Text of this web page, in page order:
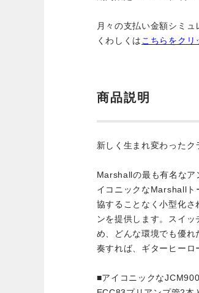
月々の支払い金額シミュ
くわしくは こちらをクリ
商品説明
新しく生まれ変わったク
Marshallの最も有名なア
イコニックなMarshallト
協することなく小型化
ンを提供します。スイ
め、どんな環境でも優
奏すれば、ギターヒーロ
■アイコニックな